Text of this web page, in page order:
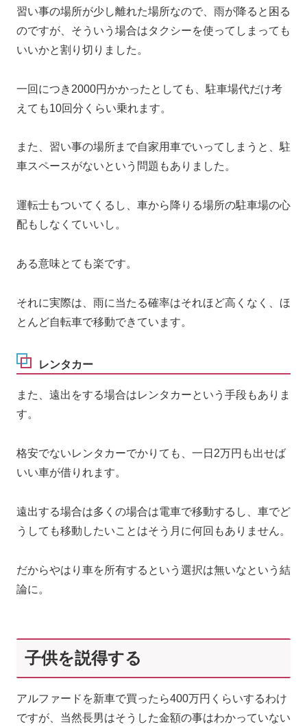
習い事の場所が少し離れた場所なので、雨が降ると困る
のですが、そういう場合はタクシーを使ってしまっても
いいかと割り切りました。
一回につき2000円かかったとしても、駐車場代だけ考
えても10回分くらい乗れます。
また、習い事の場所まで自家用車でいってしまうと、駐
車スペースがないという問題もありました。
運転士もついてくるし、車から降りる場所の駐車場の心
配もしなくていいし。
ある意味とても楽です。
それに実際は、雨に当たる確率はそれほど高くなく、ほ
とんど自転車で移動できています。
レンタカー
また、遠出をする場合はレンタカーという手段もありま
す。
格安でないレンタカーでかりても、一日2万円も出せば
いい車が借りれます。
遠出する場合は多くの場合は電車で移動するし、車でど
うしても移動したいことはそう月に何回もありません。
だからやはり車を所有するという選択は無いなという結
論に。
子供を説得する
アルファードを新車で買ったら400万円くらいするわけ
ですが、当然長男はそうした金額の事はわかっていない